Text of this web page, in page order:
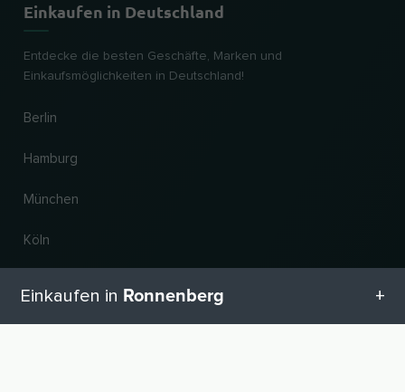
Einkaufen in Deutschland
Entdecke die besten Geschäfte, Marken und
Einkaufsmöglichkeiten in Deutschland!
Berlin
Hamburg
München
Köln
Hannover
Einkaufen in Ronnenberg